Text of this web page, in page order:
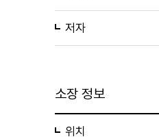
저자
소장 정보
위치